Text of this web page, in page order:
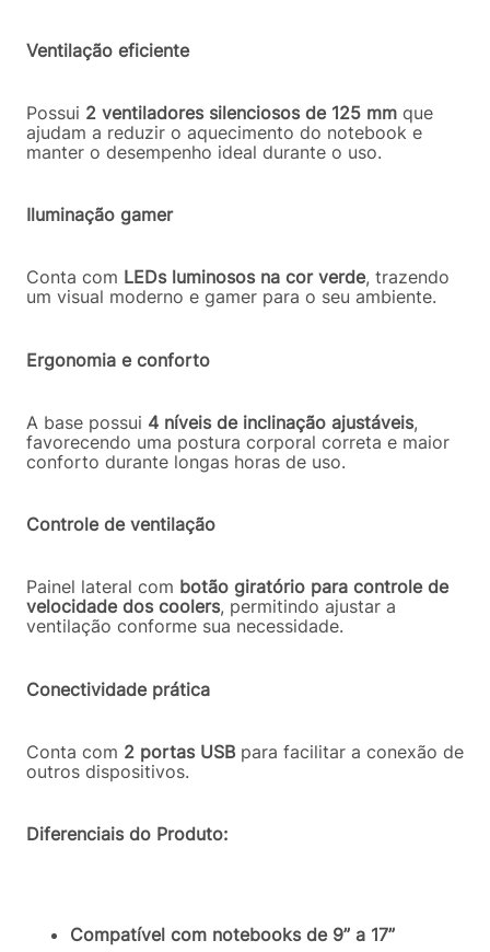
Ventilação eficiente
Possui 2 ventiladores silenciosos de 125 mm que
ajudam a reduzir o aquecimento do notebook e
manter o desempenho ideal durante o uso.
Iluminação gamer
Conta com LEDs luminosos na cor verde, trazendo
um visual moderno e gamer para o seu ambiente.
Ergonomia e conforto
A base possui 4 níveis de inclinação ajustáveis,
favorecendo uma postura corporal correta e maior
conforto durante longas horas de uso.
Controle de ventilação
Painel lateral com botão giratório para controle de
velocidade dos coolers, permitindo ajustar a
ventilação conforme sua necessidade.
Conectividade prática
Conta com 2 portas USB para facilitar a conexão de
outros dispositivos.
Diferenciais do Produto:
Compatível com notebooks de 9” a 17”